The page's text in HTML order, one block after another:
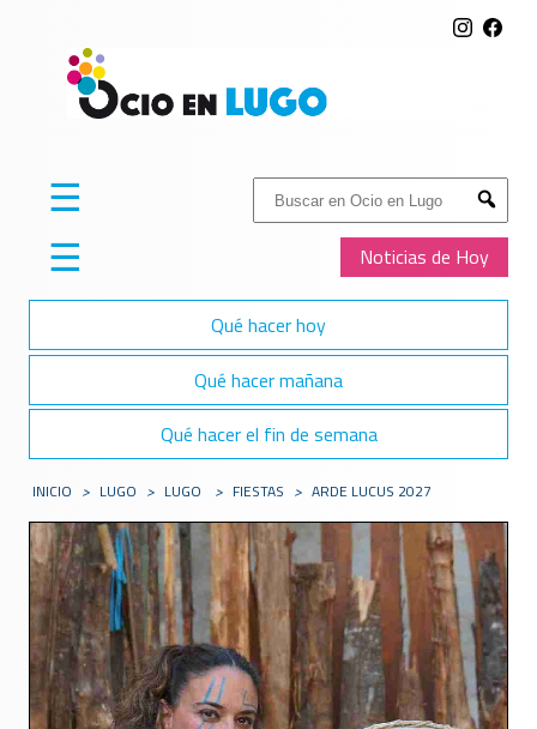
Buscar:
Submit
Noticias de Hoy
☰
☰
Qué hacer hoy
Qué hacer mañana
Qué hacer el fin de semana
INICIO > LUGO > LUGO > FIESTAS > ARDE LUCUS 2027